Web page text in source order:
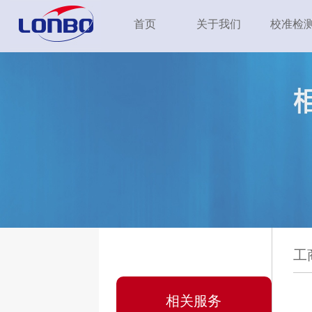
首页 关于我们 校准检
相关服务
工